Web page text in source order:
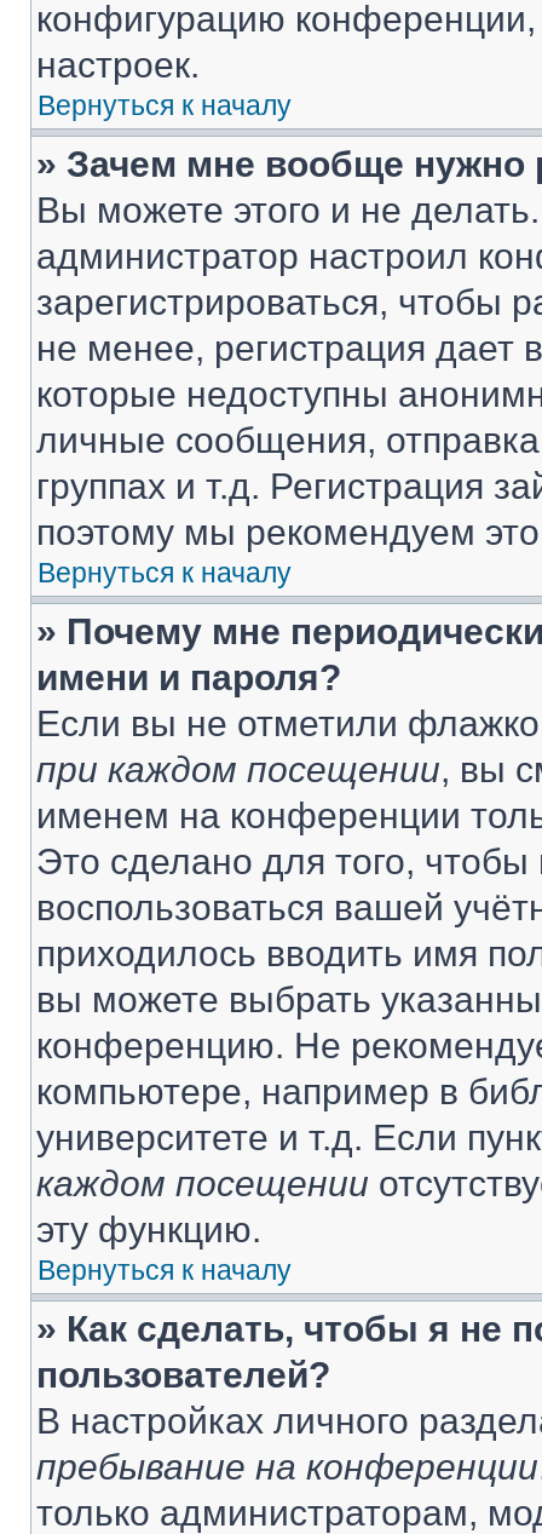
конфигурацию
настроек.
Вернуться к началу
» Зачем мне вообще нужно
Вы можете этого и не
администратор настроил
зарегистрироваться, чтобы
не менее, регистрация
которые недоступны
личные сообщения,
группах и т.д. Регистрация
поэтому мы рекомендуем
Вернуться к началу
» Почему мне
имени и пароля?
Если вы не отметили
при каждом посещении, вы
именем на конференции
Это сделано для того, чтобы
воспользоваться вашей
приходилось вводить имя
вы можете выбрать
конференцию. Не
компьютере, например в
университете и т.д. Если
каждом посещении
эту функцию.
Вернуться к началу
» Как сделать, чтобы я не
пользователей?
В настройках личного
пребывание на конференции
только администраторам,